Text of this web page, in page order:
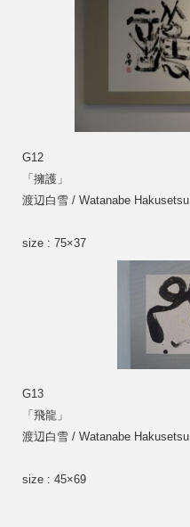
G12
「擁護」
渡辺白雪 / Watanabe Hakusetsu
size : 75×37
G13
「飛龍」
渡辺白雪 / Watanabe Hakusetsu
size : 45×69